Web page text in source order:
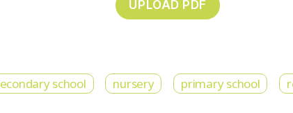
school nursery primary school